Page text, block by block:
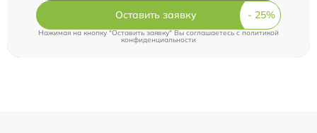
Оставить заявку
Нажимая на кнопку "Оставить заявку" Вы соглашаетесь cполитикой
конфиденциальности